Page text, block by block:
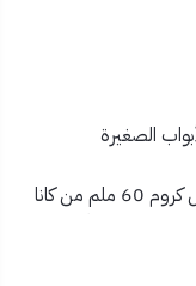
للأبواب الصغيرة
ملم من كانا
مثاليًا للأبواب
وسهلة الاستخدام.